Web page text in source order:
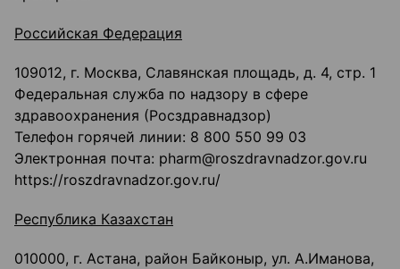
Российская Федерация
109012, г. Москва, Славянская площадь, д. 4, стр. 1
Федеральная служба по надзору в сфере
здравоохранения (Росздравнадзор)
Телефон горячей линии: 8 800 550 99 03
Электронная почта: pharm@roszdravnadzor.gov.ru
https://roszdravnadzor.gov.ru/
Республика Казахстан
010000, г. Астана, район Байконыр, ул. А.Иманова,